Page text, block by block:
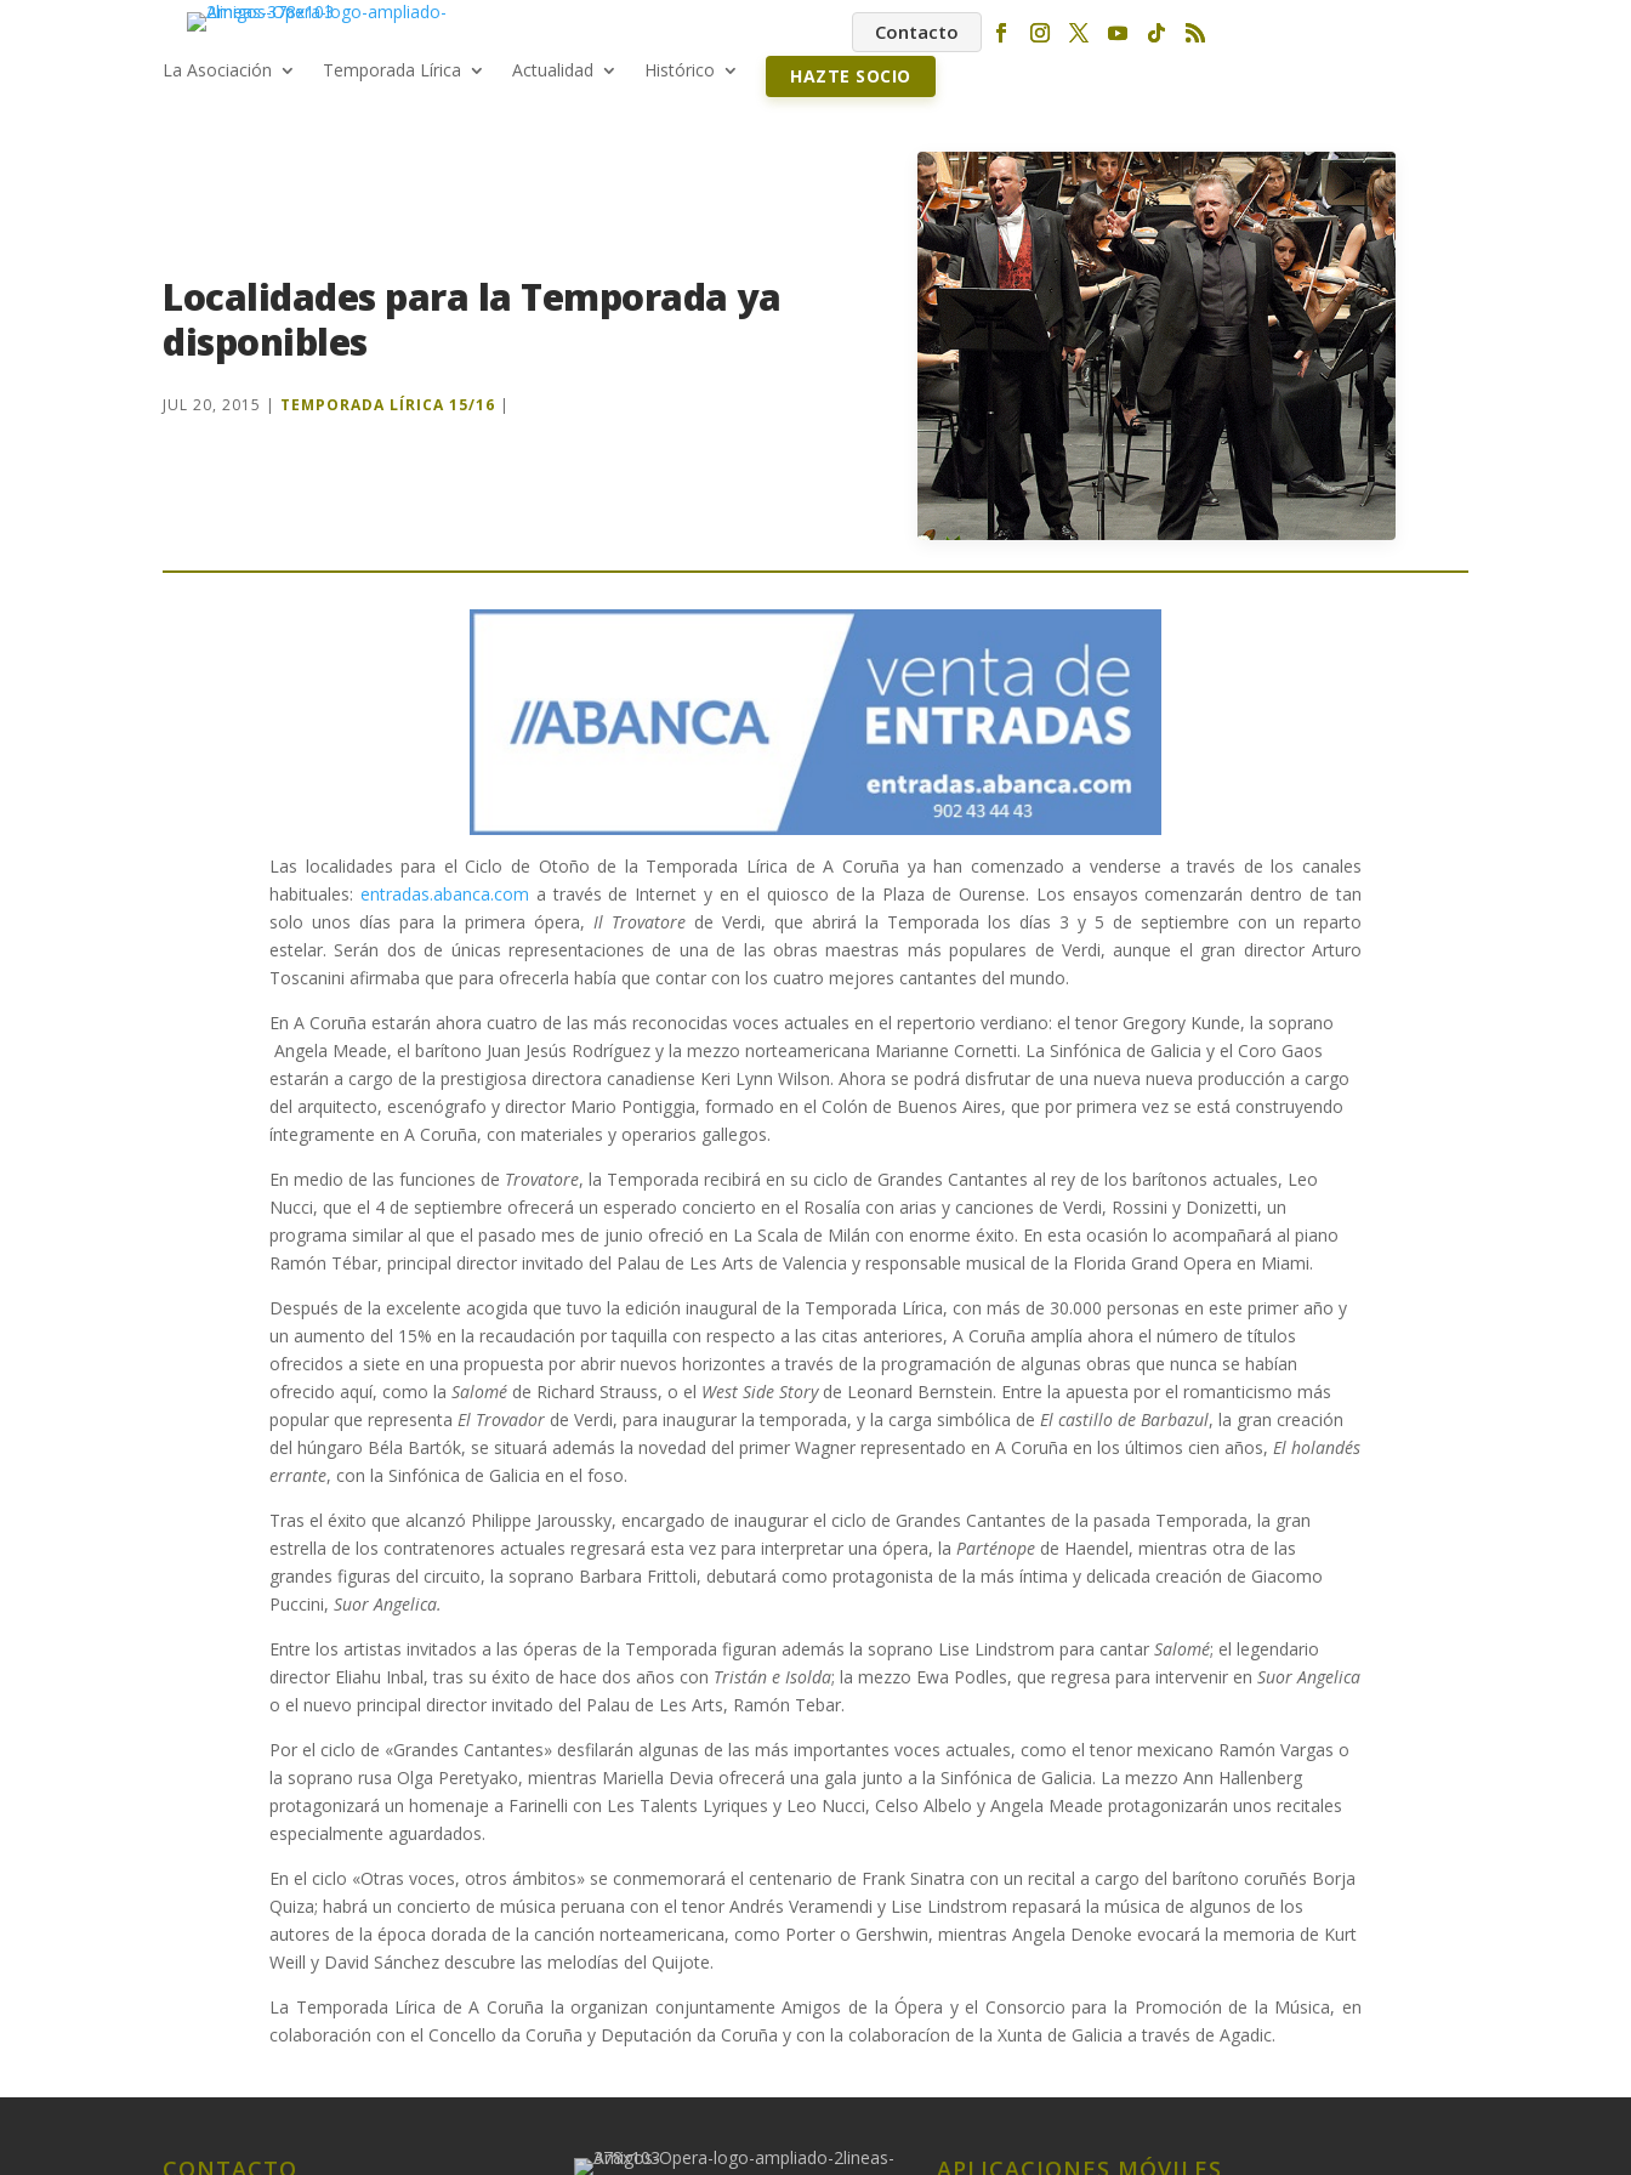
Contacto
La Asociación Temporada Lírica Actualidad Histórico HAZTE SOCIO
Localidades para la Temporada ya
disponibles
JUL 20, 2015 | TEMPORADA LÍRICA 15/16 |
Las localidades para el Ciclo de Otoño de la Temporada Lírica de A Coruña ya han comenzado a venderse a través de los canales
habituales: entradas.abanca.com a través de Internet y en el quiosco de la Plaza de Ourense. Los ensayos comenzarán dentro de tan
solo unos días para la primera ópera, Il Trovatore de Verdi, que abrirá la Temporada los días 3 y 5 de septiembre con un reparto
estelar. Serán dos de únicas representaciones de una de las obras maestras más populares de Verdi, aunque el gran director Arturo
Toscanini afirmaba que para ofrecerla había que contar con los cuatro mejores cantantes del mundo.
En A Coruña estarán ahora cuatro de las más reconocidas voces actuales en el repertorio verdiano: el tenor Gregory Kunde, la soprano
Angela Meade, el barítono Juan Jesús Rodríguez y la mezzo norteamericana Marianne Cornetti. La Sinfónica de Galicia y el Coro Gaos
estarán a cargo de la prestigiosa directora canadiense Keri Lynn Wilson. Ahora se podrá disfrutar de una nueva nueva producción a cargo
del arquitecto, escenógrafo y director Mario Pontiggia, formado en el Colón de Buenos Aires, que por primera vez se está construyendo
íntegramente en A Coruña, con materiales y operarios gallegos.
En medio de las funciones de Trovatore, la Temporada recibirá en su ciclo de Grandes Cantantes al rey de los barítonos actuales, Leo
Nucci, que el 4 de septiembre ofrecerá un esperado concierto en el Rosalía con arias y canciones de Verdi, Rossini y Donizetti, un
programa similar al que el pasado mes de junio ofreció en La Scala de Milán con enorme éxito. En esta ocasión lo acompañará al piano
Ramón Tébar, principal director invitado del Palau de Les Arts de Valencia y responsable musical de la Florida Grand Opera en Miami.
Después de la excelente acogida que tuvo la edición inaugural de la Temporada Lírica, con más de 30.000 personas en este primer año y
un aumento del 15% en la recaudación por taquilla con respecto a las citas anteriores, A Coruña amplía ahora el número de títulos
ofrecidos a siete en una propuesta por abrir nuevos horizontes a través de la programación de algunas obras que nunca se habían
ofrecido aquí, como la Salomé de Richard Strauss, o el West Side Storyde Leonard Bernstein. Entre la apuesta por el romanticismo más
popular que representa El Trovador de Verdi, para inaugurar la temporada, y la carga simbólica de El castillo de Barbazul, la gran creación
del húngaro Béla Bartók, se situará además la novedad del primer Wagner representado en A Coruña en los últimos cien años, El holandés
errante, con la Sinfónica de Galicia en el foso.
Tras el éxito que alcanzó Philippe Jaroussky, encargado de inaugurar el ciclo de Grandes Cantantes de la pasada Temporada, la gran
estrella de los contratenores actuales regresará esta vez para interpretar una ópera, la Parténope de Haendel, mientras otra de las
grandes figuras del circuito, la soprano Barbara Frittoli, debutará como protagonista de la más íntima y delicada creación de Giacomo
Puccini, Suor Angelica.
Entre los artistas invitados a las óperas de la Temporada figuran además la soprano Lise Lindstrom para cantar Salomé; el legendario
director Eliahu Inbal, tras su éxito de hace dos años con Tristán e Isolda; la mezzo Ewa Podles, que regresa para intervenir en Suor Angelica
o el nuevo principal director invitado del Palau de Les Arts, Ramón Tebar.
Por el ciclo de «Grandes Cantantes» desfilarán algunas de las más importantes voces actuales, como el tenor mexicano Ramón Vargas o
la soprano rusa Olga Peretyako, mientras Mariella Devia ofrecerá una gala junto a la Sinfónica de Galicia. La mezzo Ann Hallenberg
protagonizará un homenaje a Farinelli con Les Talents Lyriques y Leo Nucci, Celso Albelo y Angela Meade protagonizarán unos recitales
especialmente aguardados.
En el ciclo «Otras voces, otros ámbitos» se conmemorará el centenario de Frank Sinatra con un recital a cargo del barítono coruñés Borja
Quiza; habrá un concierto de música peruana con el tenor Andrés Veramendi y Lise Lindstrom repasará la música de algunos de los
autores de la época dorada de la canción norteamericana, como Porter o Gershwin, mientras Angela Denoke evocará la memoria de Kurt
Weill y David Sánchez descubre las melodías del Quijote.
La Temporada Lírica de A Coruña la organizan conjuntamente Amigos de la Ópera y el Consorcio para la Promoción de la Música, en
colaboración con el Concello da Coruña y Deputación da Coruña y con la colaboracíon de la Xunta de Galicia a través de Agadic.
CONTACTO APLICACIONES MÓVILES